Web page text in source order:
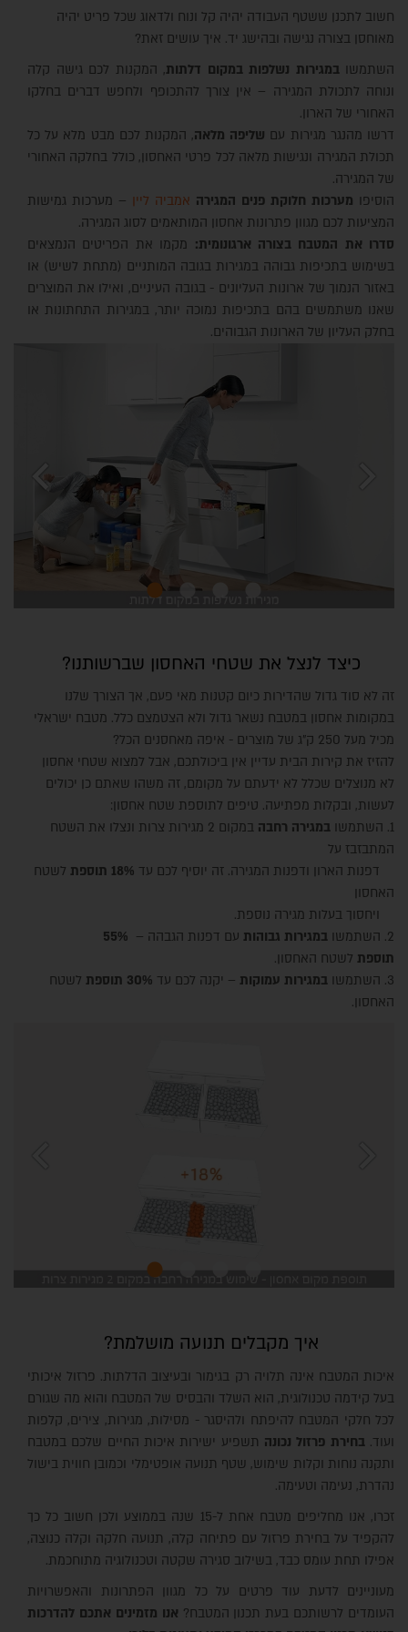
חשוב לתכנן ששטף העבודה יהיה קל ונוח ולדאוג שכל פריט יהיה
מאוחסן בצורה נגישה ובהישג יד. איך עושים זאת?
השתמשו במגירות נשלפות במקום דלתות, המקנות לכם גישה קלה
ונוחה לתכולת המגירה – אין צורך להתכופף ולחפש דברים בחלקו
האחורי של הארון.
דרשו מהנגר מגירות עם שליפה מלאה, המקנות לכם מבט מלא על כל
תכולת המגירה ונגישות מלאה לכל פרטי האחסון, כולל בחלקה האחורי
של המגירה.
הוסיפו מערכות חלוקת פנים המגירה אמביה ליין – מערכות גמישות
המציעות לכם מגוון פתרונות אחסון המותאמים לסוג המגירה.
סדרו את המטבח בצורה ארגונומית: מקמו את הפריטים הנמצאים
בשימוש בתכיפות גבוהה במגירות בגובה המותניים (מתחת לשיש) או
באזור הנמוך של ארונות העליונים - בגובה העיניים, ואילו את המוצרים
שאנו משתמשים בהם בתכיפות נמוכה יותר, במגירות התחתונות או
בחלק העליון של הארונות הגבוהים.
chevron_left
כיצד לנצל את שטחי האחסון שברשותנו?
זה לא סוד גדול שהדירות כיום קטנות מאי פעם, אך הצורך שלנו
במקומות אחסון במטבח נשאר גדול ולא הצטמצם כלל. מטבח ישראלי
מכיל מעל 250 ק"ג של מוצרים - איפה מאחסנים הכל?
להזיז את קירות הבית עדיין אין ביכולתכם, אבל למצוא שטחי אחסון
לא מנוצלים שכלל לא ידעתם על מקומם, זה משהו שאתם כן יכולים
לעשות, ובקלות מפתיעה. טיפים לתוספת שטח אחסון:
1. השתמשו
במגירה רחבה
במקום 2 מגירות צרות ונצלו את השטח
המתבזבז על
דפנות הארון ודפנות המגירה. זה יוסיף לכם עד
לשטח
האחסון
ויחסוך בעלות מגירה נוספת.
2. השתמשו
במגירות גבוהות עם דפנות הגבהה – 55%
תוספת לשטח האחסון.
3. השתמשו
במגירות עמוקות – יקנה לכם עד 30% תוספת
לשטח
האחסון.
איך מקבלים תנועה מושלמת?
איכות המטבח אינה תלויה רק בגימור ובעיצוב הדלתות. פרזול איכותי
בעל קידמה טכנולוגית, הוא השלד והבסיס של המטבח והוא מה שגורם
לכל חלקי המטבח להיפתח ולהיסגר - מסילות, מגירות, צירים, קלפות
ועוד.בחירת פרזול נכונה תשפיע ישירות איכות החיים שלכם במטבח
ותקנה נוחות וקלות שימוש, שטף תנועה אופטימלי וכמובן חווית בישול
נהדרת, נעימה וטעימה.
זכרו, אנו מחליפים מטבח אחת ל-15 שנה בממוצע ולכן חשוב כל כך
להקפיד על בחירת פרזול עם פתיחה קלה, תנועה חלקה וקלה כנוצה,
אפילו תחת עומס כבד, בשילוב סגירה שקטה וטכנולוגיה מתוחכמת.
מעוניינים לדעת עוד פרטים על כל מגוון הפתרונות והאפשרויות
העומדים לרשותכם בעת תכנון המטבח? אנו מזמינים אתכם להדרכות